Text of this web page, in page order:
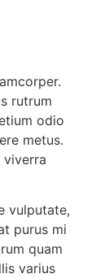
rutrum
odio
metus.
viverra
vulputate,
purus mi
quam
varius